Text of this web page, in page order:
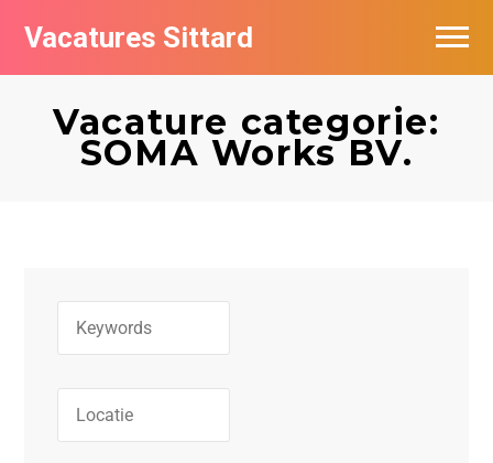
Vacatures Sittard
Vacature categorie:
SOMA Works BV.
Vacatures per bedrijf
De populairste vacatures in Sittard